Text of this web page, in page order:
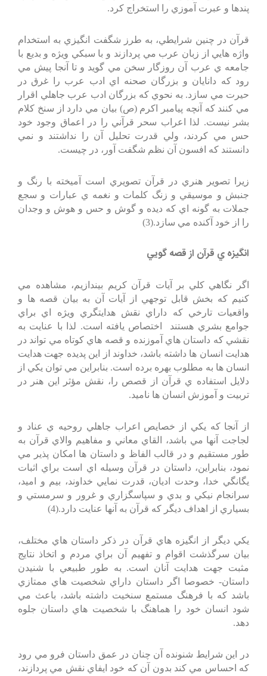
پندها و عبرت آموزي را استخراج كرد.
قرآن در چنين شرايطي، به طرز شگفت انگيزي به استخدام
واژه هايي از زبان عرب مي پردازند و با سبكي ويژه و بديع با
جامعه ي عرب آن روزگار سخن مي گويد و تا آنجا پيش مي
رود كه دانايان و بزرگان صحنه اي ادب عرب را غرق در
حيرت مي سازد. به نحوي كه بزرگان ادب عرب جاهلي اقرار
مي كنند كه آنچه پيامبر اكرم (ص) بيان مي دارد از سنخ كلام
بشر نيست. لذا اعراب سحر قرآني را در اعماق وجود خود
حس مي كردند، ولي قدرت تحليل آن را نداشتند و نمي
دانستند كه افسون آن نظم شگفت آور، در چيست.
زيرا تصوير هنري در قرآن تصويري است آميخته با رنگ و
جنبش و موسيقي و زنگ كلمات و نغمه ي عبارات و سجع
جملات به گونه اي كه ديده و گوش و حس و هوش و وجدان
را از خود آكنده مي سازد.(3)
انگيزه ي قرآن از قصه گويي
اگر نگاهي كلي بر آيات قرآن كريم بيندازيم، مشاهده مي
كنيم كه بخش قابل توجهي از آيات آن به بيان قصه ها و
واقعيات تارخي كه داراي نقش هدايتگري ويژه اي براي
جوامع بشري هستند اختصاص يافته است. لذا با عنايت به
نقشي كه داستان هاي آموزنده و قصه هاي كوتاه مي تواند در
هدايت انسان ها داشته باشد، خداوند از اين پديده جهت هدايت
انسان ها به مطلوب بهره برده است. بنابراين مي توان يكي از
دلايل استفاده ي قرآن از قصص را، نقش مؤثر اين هنر در
تربيت و آموزش انسان ها ناميد.
از آنجا كه يكي از خصايص اعراب جاهلي روحيه ي عناد و
لجاجت آنها مي باشد، القاي معاني و مفاهيم والاي قرآن به
طور مستقيم و در قالب الفاظ و داستان ها امكان پذير مي
نمود، بنابراين، داستان در قرآن وسيله اي است براي اثبات
يگانگي خدا، وحدت اديان، قدرت نمايي خداوند، بيم و اميد،
سرانجام نيكي و بدي و سپاسگزاري و غرور و سرمستي و
بسياري از اهداف ديگر كه قرآن به آنها عنايت دارد.(4)
يكي ديگر از انگيزه هاي قرآن در ذكر داستان هاي مختلف،
بيان سرگذشت اقوام و تفهيم آن براي مردم و اتخاذ نتايج
مثبت جهت هدايت آنان است. به طور طبيعي با شنيدن
داستان- خصوصا اگر داستان داراي شخصيت هاي ممتازي
باشد كه با فرهنگ مستمع سنخيت داشته باشد، باعث مي
شود انسان خود را هماهنگ با شخصيت هاي داستان جلوه
دهد.
در اين شرايط شنونده آن چنان در عمق داستان فرو مي رود
كه احساس مي كند بدون آن كه خود ايفاي نقش مي پردازند،